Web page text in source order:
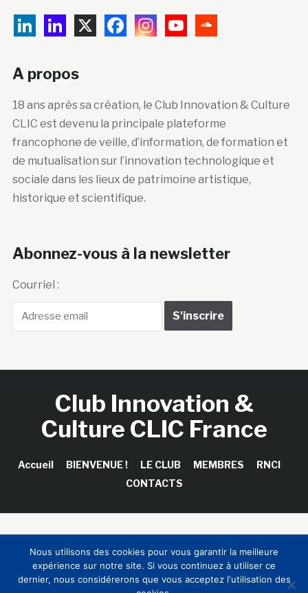
A propos
18 ans après sa création, le Club Innovation & Culture
CLIC est devenu la principale plateforme
francophone de veille, d’information, de formation et
de mutualisation sur l’innovation technologique et
sociale dans les lieux de patrimoine artistique,
historique et scientifique.
Abonnez-vous à la newsletter
Courriel :
Club Innovation &
Culture CLIC France
Accueil BIENVENUE ! LE CLUB MEMBRES
RNCI
CONTACTS
Sinapses Conseils
Nous utilisons des cookies pour vous garantir la meilleure
expérience sur notre site. Si vous continuez à utiliser ce
dernier, nous considérerons que vous acceptez l'utilisation des